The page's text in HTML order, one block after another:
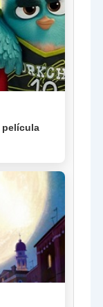
película